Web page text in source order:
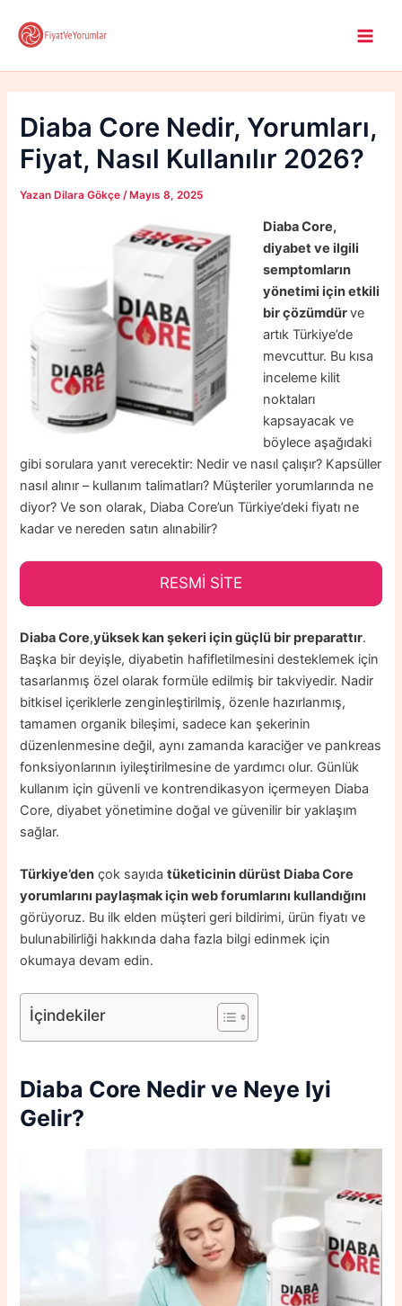
atla
Diaba Core Nedir, Yorumları,
Fiyat, Nasıl Kullanılır 2026?
Yazan Dilara Gökçe /Mayıs 8, 2025
Diaba Core,
diyabet ve ilgili
semptomların
yönetimi için etkili
bir çözümdürve
artık Türkiye’de
mevcuttur. Bu kısa
inceleme kilit
noktaları
kapsayacak ve
böylece aşağıdaki
gibi sorulara yanıt verecektir: Nedir ve nasıl çalışır? Kapsüller
nasıl alınır – kullanım talimatları? Müşteriler yorumlarında ne
diyor? Ve son olarak, Diaba Core’un Türkiye’deki fiyatı ne
kadar ve nereden satın alınabilir?
RESMİ SİTE
Diaba Core,yüksek kan şekeri için güçlü bir preparattır.
Başka bir deyişle, diyabetin hafifletilmesini desteklemek için
tasarlanmış özel olarak formüle edilmiş bir takviyedir. Nadir
bitkisel içeriklerle zenginleştirilmiş, özenle hazırlanmış,
tamamen organik bileşimi, sadece kan şekerinin
düzenlenmesine değil, aynı zamanda karaciğer ve pankreas
fonksiyonlarının iyileştirilmesine de yardımcı olur. Günlük
kullanım için güvenli ve kontrendikasyon içermeyen Diaba
Core, diyabet yönetimine doğal ve güvenilir bir yaklaşım
sağlar.
Türkiye’den çok sayıdatüketicinin dürüst Diaba Core
yorumlarını paylaşmak için web forumlarını kullandığını
görüyoruz. Bu ilk elden müşteri geri bildirimi, ürün fiyatı ve
bulunabilirliği hakkında daha fazla bilgi edinmek için
okumaya devam edin.
İçindekiler
Diaba Core Nedir ve Neye Iyi
Gelir?